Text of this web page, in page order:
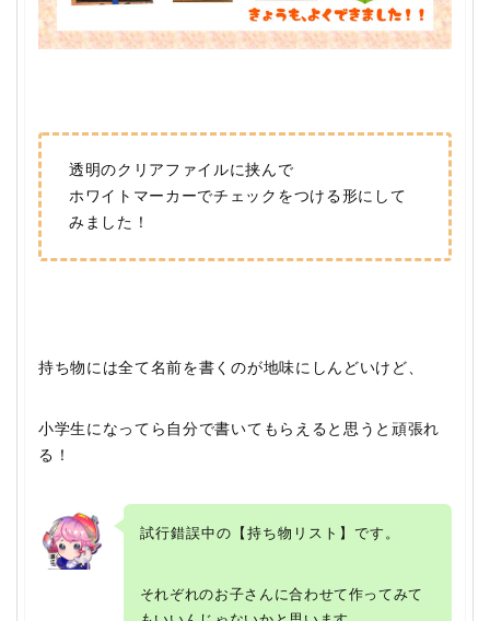
透明のクリアファイルに挟んで
ホワイトマーカーでチェックをつける形にして
みました！
持ち物には全て名前を書くのが地味にしんどいけど、
小学生になってら自分で書いてもらえると思うと頑張れ
る！
試行錯誤中の【持ち物リスト】 です。
それぞれのお子さんに合わせて作ってみて